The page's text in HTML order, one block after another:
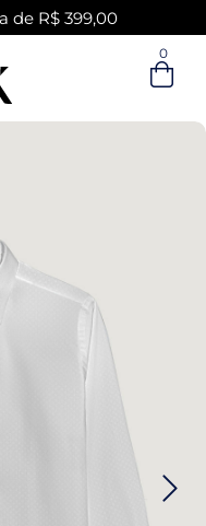
cpf/cnpj
de R$ 399,00
0